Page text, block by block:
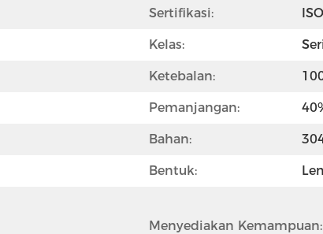
Sertifikasi:
Kelas:
Ketebalan:
Pemanjangan:
Bahan:
Bentuk:
Menyediakan Kemampuan: